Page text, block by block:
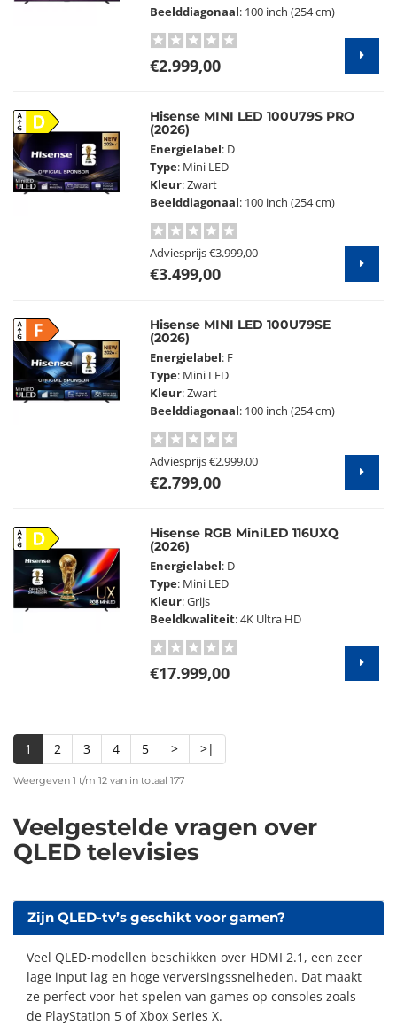
Beelddiagonaal: 100 inch (254 cm)
€2.999,00
Hisense MINI LED 100U79S PRO
(2026)
Energielabel: D
Type: Mini LED
Kleur: Zwart
Beelddiagonaal: 100 inch (254 cm)
Adviesprijs€3.999,00
€3.499,00
Hisense MINI LED 100U79SE
(2026)
Energielabel: F
Type: Mini LED
Kleur: Zwart
Beelddiagonaal: 100 inch (254 cm)
Adviesprijs€2.999,00
€2.799,00
Hisense RGB MiniLED 116UXQ
(2026)
Energielabel: D
Type: Mini LED
Kleur: Grijs
Beeldkwaliteit: 4K Ultra HD
€17.999,00
1 2 3 4 5 > >|
Weergeven 1 t/m 12 van in totaal 177
Veelgestelde vragen over
QLED televisies
Zijn QLED-tv’s geschikt voor gamen?
Veel QLED-modellen beschikken over HDMI 2.1, een zeer
lage input lag en hoge verversingssnelheden. Dat maakt
ze perfect voor het spelen van games op consoles zoals
de PlayStation 5 of Xbox Series X.